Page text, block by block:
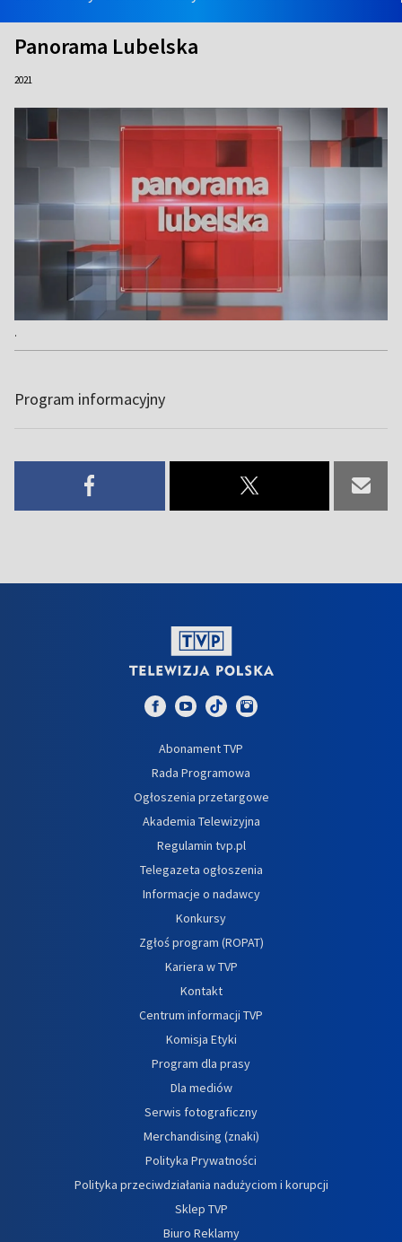
Panorama Lubelska
2021
.
Program informacyjny
Abonament TVP
Rada Programowa
Ogłoszenia przetargowe
Akademia Telewizyjna
Regulamin tvp.pl
Telegazeta ogłoszenia
Informacje o nadawcy
Konkursy
Zgłoś program (ROPAT)
Kariera w TVP
Kontakt
Centrum informacji TVP
Komisja Etyki
Program dla prasy
Dla mediów
Serwis fotograficzny
Merchandising (znaki)
Polityka Prywatności
Polityka przeciwdziałania nadużyciom i korupcji
Sklep TVP
Biuro Reklamy